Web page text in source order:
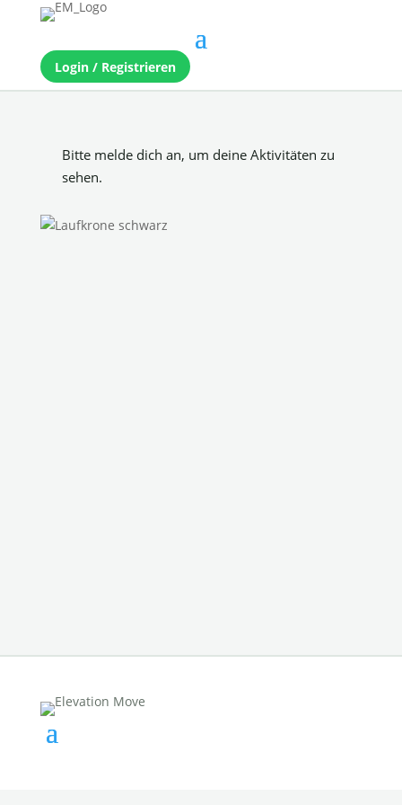
Login / Registrieren
Bitte melde dich an, um deine Aktivitäten zu
sehen.